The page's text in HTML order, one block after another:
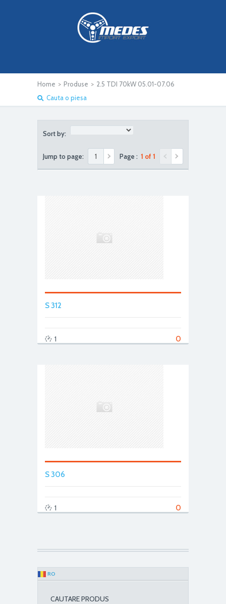
Home > Produse > 2.5 TDI 70kW 05.01-07.06
Cauta o piesa
Sort by:
Jump to page: Page : 1 of 1
S 312
0
1
S 306
0
1
RO
CAUTARE PRODUS